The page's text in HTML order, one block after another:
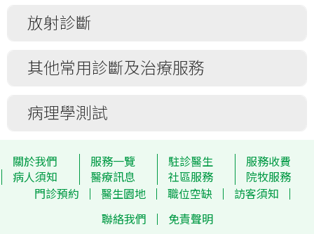
專科門診 (老人科／記憶診所／腎科／腦神
經科／骨科／呼吸系統科／外科／兒童及青少
乳房健康中心
招顯洸心臟中心
耳鼻喉科中心
眼科中心
腸胃及肝臟內科中心
微創外科及大腸外科中心
放射診斷
一般及特別X光檢查
磁力共振掃描
其他常用診斷及治療服務
手術室收費
碎石治療
乳腺造影
核子醫學
病理學測試
生化學測試
內分泌學測試
血液及血清學
關於我們 服務一覽 駐診醫生
服務收費
病人須知
醫療訊息 社區服務
院牧服務
門診預約
醫生園地 職位空缺
訪客須知
聯絡我們
免責聲明